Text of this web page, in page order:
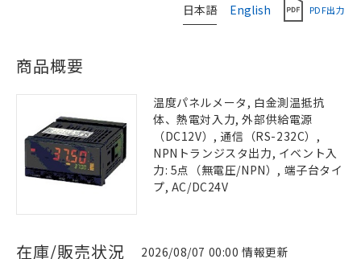
日本語 English PDF出力
商品概要
温度パネルメータ, 白金測温抵抗
体、熱電対入力, 外部供給電源
（DC12V）, 通信（RS-232C）,
NPNトランジスタ出力, イベント入
力: 5点（無電圧/NPN）, 端子台タイ
プ, AC/DC24V
在庫/販売状況
2026/08/07 00:00 情報更新